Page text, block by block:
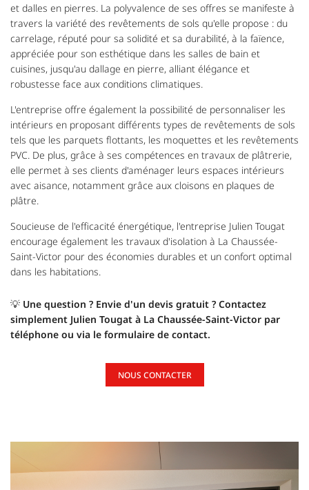
et dalles en pierres. La polyvalence de ses offres se manifeste à
travers la variété des revêtements de sols qu'elle propose : du
carrelage, réputé pour sa solidité et sa durabilité, à la faïence,
appréciée pour son esthétique dans les salles de bain et
cuisines, jusqu'au dallage en pierre, alliant élégance et
robustesse face aux conditions climatiques.
L'entreprise offre également la possibilité de personnaliser les
intérieurs en proposant différents types de revêtements de sols
tels que les parquets flottants, les moquettes et les revêtements
PVC. De plus, grâce à ses compétences en travaux de plâtrerie,
elle permet à ses clients d'aménager leurs espaces intérieurs
avec aisance, notamment grâce aux cloisons en plaques de
plâtre.
Soucieuse de l'efficacité énergétique, l'entreprise Julien Tougat
encourage également les travaux d'isolation à La Chaussée-
Saint-Victor pour des économies durables et un confort optimal
dans les habitations.
💡 Une question ? Envie d'un devis gratuit ? Contactez
simplement Julien Tougat à La Chaussée-Saint-Victor par
téléphone ou via le formulaire de contact.
NOUS CONTACTER